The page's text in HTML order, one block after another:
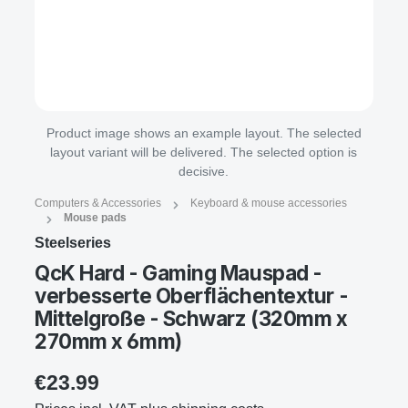
Product image shows an example layout. The selected
layout variant will be delivered. The selected option is
decisive.
Computers & Accessories
Keyboard & mouse accessories
Mouse pads
Steelseries
QcK Hard - Gaming Mauspad -
verbesserte Oberflächentextur -
Mittelgroße - Schwarz (320mm x
270mm x 6mm)
€23.99